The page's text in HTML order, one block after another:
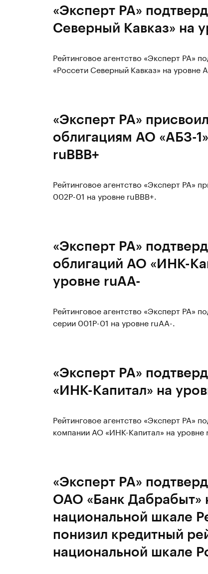
«Эксперт РА»
Северный Кавказ» на
Рейтинговое агентство «Эксперт РА»
«Россети Северный Кавказ» на уровне
«Эксперт РА»
облигациям АО «АБЗ-
ruВВВ+
Рейтинговое агентство «Эксперт РА»
002Р-01 на уровне ruВВВ+.
«Эксперт РА»
облигаций АО «ИНК-
уровне ruAА-
Рейтинговое агентство «Эксперт РА»
серии 001Р-01 на уровне ruAА-.
«Эксперт РА»
«ИНК-Капитал» на
Рейтинговое агентство «Эксперт РА»
компании АО «ИНК-Капитал» на
«Эксперт РА»
ОАО «Банк Дабрабыт»
национальной шкале
понизил кредитный
национальной шкале